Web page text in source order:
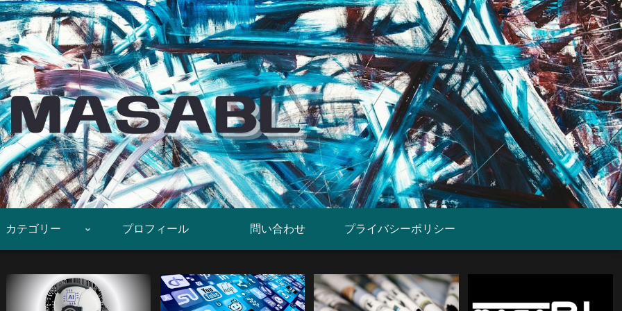
カテゴリー プロフィール 問い合わせ プライバシーポリシー